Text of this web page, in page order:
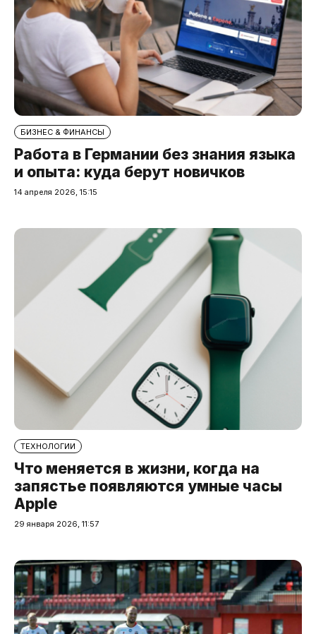
БИЗНЕС & ФИНАНСЫ
Работа в Германии без знания языка
и опыта: куда берут новичков
14 апреля 2026, 15:15
ТЕХНОЛОГИИ
Что меняется в жизни, когда на
запястье появляются умные часы
Apple
29 января 2026, 11:57